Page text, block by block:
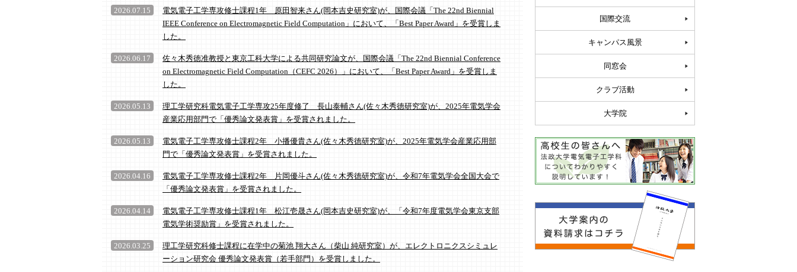
2026.07.15
電気電子工学専攻修士課程1年 原田智来さん(岡本吉史研究室)が、国際会議「The 22nd Biennial
IEEE Conference on Electromagnetic Field Computation」において、「Best Paper Award」を受賞しま
した。
2026.06.17
佐々木秀徳准教授と東京工科大学による共同研究論文が、国際会議「The 22nd Biennial Conference
on Electromagnetic Field Computation（CEFC 2026）」において、「Best Paper Award」を受賞しま
した。
2026.05.13
理工学研究科電気電子工学専攻25年度修了 長山泰輔さん(佐々木秀徳研究室)が、2025年電気学会
産業応用部門で「優秀論文発表賞」を受賞されました。
2026.05.13
電気電子工学専攻修士課程2年 小播優貴さん(佐々木秀徳研究室)が、2025年電気学会産業応用部
門で「優秀論文発表賞」を受賞されました。
2026.04.16
電気電子工学専攻修士課程2年 片岡優斗さん(佐々木秀徳研究室)が、令和7年電気学会全国大会で
「優秀論文発表賞」を受賞されました。
2026.04.14
電気電子工学専攻修士課程1年 松江壱晟さん(岡本吉史研究室)が、「令和7年度電気学会東京支部
電気学術奨励賞」を受賞されました。
2026.03.25
理工学研究科修士課程に在学中の菊池 翔大さん（柴山 純研究室）が、エレクトロニクスシミュレ
ーション研究会 優秀論文発表賞（若手部門）を受賞しました。
国際交流
キャンパス風景
同窓会
クラブ活動
大学院